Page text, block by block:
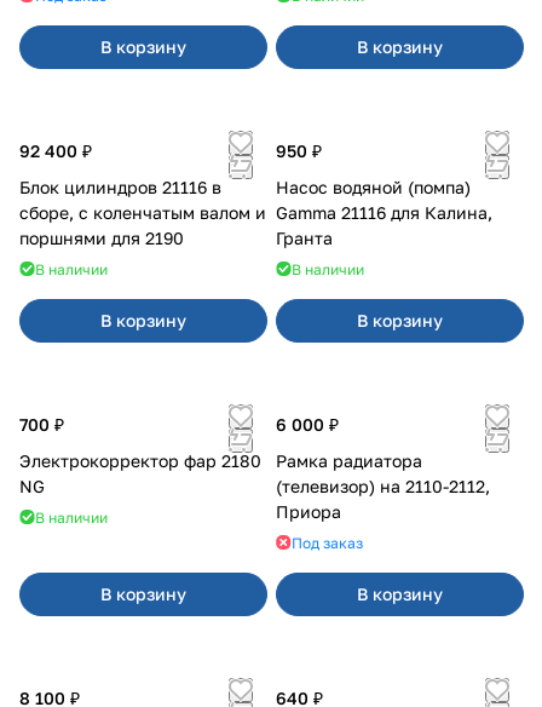
В корзину В корзину
92 400 ₽
Блок цилиндров 21116 в
сборе, с коленчатым валом и
поршнями для 2190
В наличии
В корзину
950 ₽
Насос водяной (помпа)
Gamma 21116 для Калина,
Гранта
В наличии
В корзину
700 ₽
Электрокорректор фар 2180
NG
В наличии
В корзину
6 000 ₽
Рамка радиатора
(телевизор) на 2110-2112,
Приора
Под заказ
В корзину
8 100 ₽
640 ₽